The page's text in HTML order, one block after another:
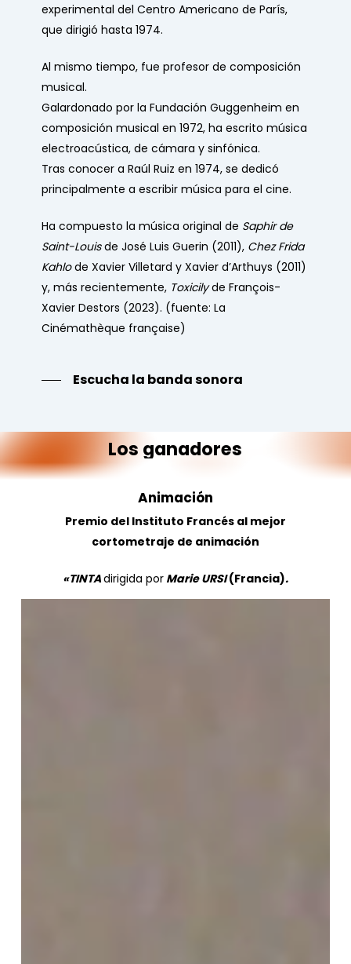
experimental del Centro Americano de París,
que dirigió hasta 1974.
Al mismo tiempo, fue profesor de composición
musical.
Galardonado por la Fundación Guggenheim en
composición musical en 1972, ha escrito música
electroacústica, de cámara y sinfónica.
Tras conocer a Raúl Ruiz en 1974, se dedicó
principalmente a escribir música para el cine.
Ha compuesto la música original de Saphir de
Saint-Louisde José Luis Guerin (2011), Chez Frida
Kahlode Xavier Villetard y Xavier d’Arthuys (2011)
y, más recientemente, Toxicilyde François-
Xavier Destors (2023). (fuente: La
Cinémathèque française)
Escucha la banda sonora
Los ganadores
Animación
Premio del Instituto Francés al mejor
cortometraje de animación
«TINTAdirigida porMarie URSI(Francia).